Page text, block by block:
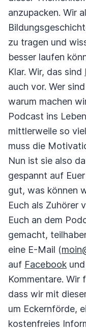
anzupacken. Wir
zu tragen und
besser laufen
Klar. Wir, das sind
auch vor. Wer
warum machen
Podcast ins
mittlerweile so
muss die
Nun ist sie also
gespannt auf
gut, was können
Euch als Zuhörer
Euch an dem
gemacht,
eine E-Mail (
auf Facebook und
Kommentare. Wir
dass wir mit
um Eckernförde,
kostenfreies